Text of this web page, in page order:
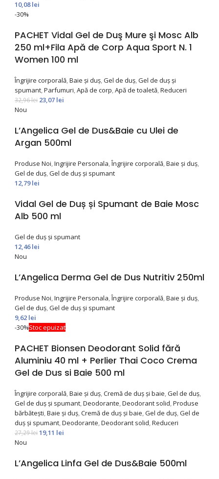
10,08lei
-30%
PACHET Vidal Gel de Duş Mure şi Mosc Alb
250 ml+Fila Apă de Corp Aqua Sport N. 1
Women 100 ml
Îngrijire corporală,Baie și duș,Gel de duș,Gel de duș și
spumant,Parfumuri,Apă de corp,Apă de toaletă,Reduceri
32,96lei 23,07 lei
Nou
L’Angelica Gel de Dus&Baie cu Ulei de
Argan 500ml
Produse Noi,Ingrijire Personala,Îngrijire corporală,Baie și duș,
Gel de duș,Gel de duș și spumant
12,79lei
Vidal Gel de Duș și Spumant de Baie Mosc
Alb 500 ml
Gel de duș și spumant
12,46lei
Nou
L’Angelica Derma Gel de Dus Nutritiv 250ml
Produse Noi,Ingrijire Personala,Îngrijire corporală,Baie și duș,
Gel de duș,Gel de duș și spumant
9,62 lei
-30%Stoc epuizat
PACHET Bionsen Deodorant Solid fără
Aluminiu 40 ml + Perlier Thai Coco Crema
Gel de Dus si Baie 500 ml
Îngrijire corporală,Baie și duș,Cremă de duș și baie,Gel de duș,
Gel de duș și spumant,Deodorante,Deodorant solid,Produse
bărbătești,Baie și duș,Cremă de duș și baie,Gel de duș,Gel de
duș și spumant,Deodorante,Deodorant solid,Reduceri
27,29lei19,11 lei
Nou
L’Angelica Linfa Gel de Dus&Baie 500ml